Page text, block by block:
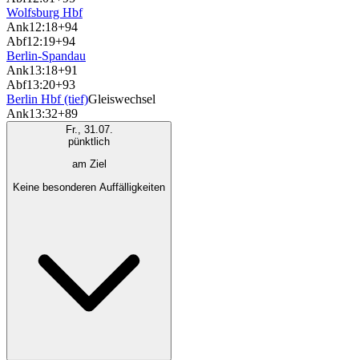
Wolfsburg Hbf
Ank12:18+94
Abf12:19+94
Berlin-Spandau
Ank13:18+91
Abf13:20+93
Berlin Hbf (tief)Gleiswechsel
Ank13:32+89
Fr., 31.07.
pünktlich
am Ziel
Keine besonderen Auffälligkeiten